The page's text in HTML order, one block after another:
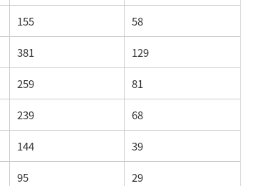
155 58
381 129
259 81
239 68
144 39
95 29